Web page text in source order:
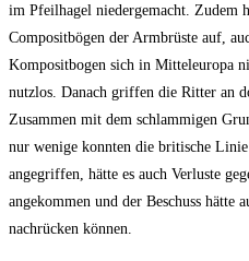
im Pfeilhagel niedergemacht. Zudem
Compositbögen der Armbrüste auf,
Kompositbogen sich in Mitteleuropa
nutzlos. Danach griffen die Ritter an
Zusammen mit dem schlammigen
nur wenige konnten die britische
angegriffen, hätte es auch Verluste
angekommen und der Beschuss hätte
nachrücken können.